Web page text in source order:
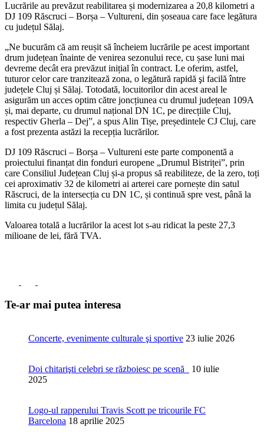
Lucrările au prevăzut reabilitarea și modernizarea a 20,8 kilometri a
DJ 109 Răscruci – Borșa – Vultureni, din șoseaua care face legătura
cu județul Sălaj.
„Ne bucurăm că am reușit să încheiem lucrările pe acest important
drum județean înainte de venirea sezonului rece, cu șase luni mai
devreme decât era prevăzut inițial în contract. Le oferim, astfel,
tuturor celor care tranzitează zona, o legătură rapidă şi facilă între
județele Cluj și Sălaj. Totodată, locuitorilor din acest areal le
asigurăm un acces optim către joncțiunea cu drumul județean 109A
și, mai departe, cu drumul național DN 1C, pe direcțiile Cluj,
respectiv Gherla – Dej”, a spus Alin Tișe, președintele CJ Cluj, care
a fost prezenta astăzi la recepția lucrărilor.
DJ 109 Răscruci – Borșa – Vultureni este parte componentă a
proiectului finanțat din fonduri europene „Drumul Bistriței”, prin
care Consiliul Județean Cluj și-a propus să reabiliteze, de la zero, toți
cei aproximativ 32 de kilometri ai arterei care pornește din satul
Răscruci, de la intersecția cu DN 1C, și continuă spre vest, până la
limita cu județul Sălaj.
Valoarea totală a lucrărilor la acest lot s-au ridicat la peste 27,3
milioane de lei, fără TVA.
Te-ar mai putea interesa
Concerte, evenimente culturale şi sportive 23 iulie 2026
Doi chitarişti celebri se războiesc pe scenă
10 iulie
2025
Logo-ul rapperului Travis Scott pe tricourile FC
Barcelona 18 aprilie 2025